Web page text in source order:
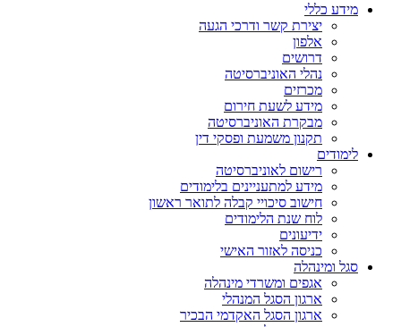
מידע כללי
יצירת קשר ודרכי הגעה
אלפון
דרושים
נהלי האוניברסיטה
מכרזים
מידע לשעת חירום
מבקרת האוניברסיטה
תקנון משמעת ופסקי דין
לימודים
רישום לאוניברסיטה
מידע למתעניינים בלימודים
חישוב סיכויי קבלה לתואר ראשון
לוח שנת הלימודים
ידיעונים
כניסה לאזור האישי
סגל ומינהלה
אגפים ומשרדי מינהלה
ארגון הסגל המנהלי
ארגון הסגל האקדמי הבכיר